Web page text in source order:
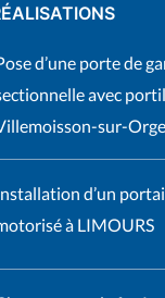
d’une porte de
avec
sur-Orge
d’un
à LIMOURS